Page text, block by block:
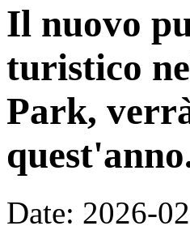
Il nuovo
turistico
Park,
Date: 2026-